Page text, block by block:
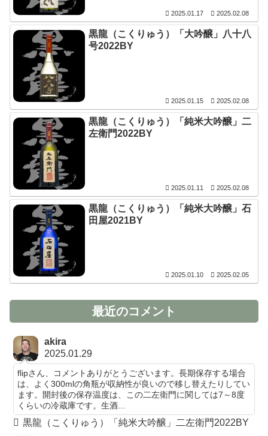
2025.01.17 2025.02.08
黒龍（こくりゅう）「大吟醸」八十八
号2022BY
2025.01.15 2025.02.08
黒龍（こくりゅう）「純米大吟醸」二
左衛門2022BY
2025.01.11 2025.02.08
黒龍（こくりゅう）「純米大吟醸」石
田屋2021BY
2025.01.10 2025.02.05
最近のコメント
akira
2025.01.29
flipさん、コメントありがとうございます。長期保存する場合
は、よく300mlの角瓶が収納性が良いので移し替えたりしてい
ます。開封後の保存温度は、この二左衛門に関しては7～8度
くらいの冷蔵庫です。生酒...
黒龍（こくりゅう）「純米大吟醸」二左衛門2022BY